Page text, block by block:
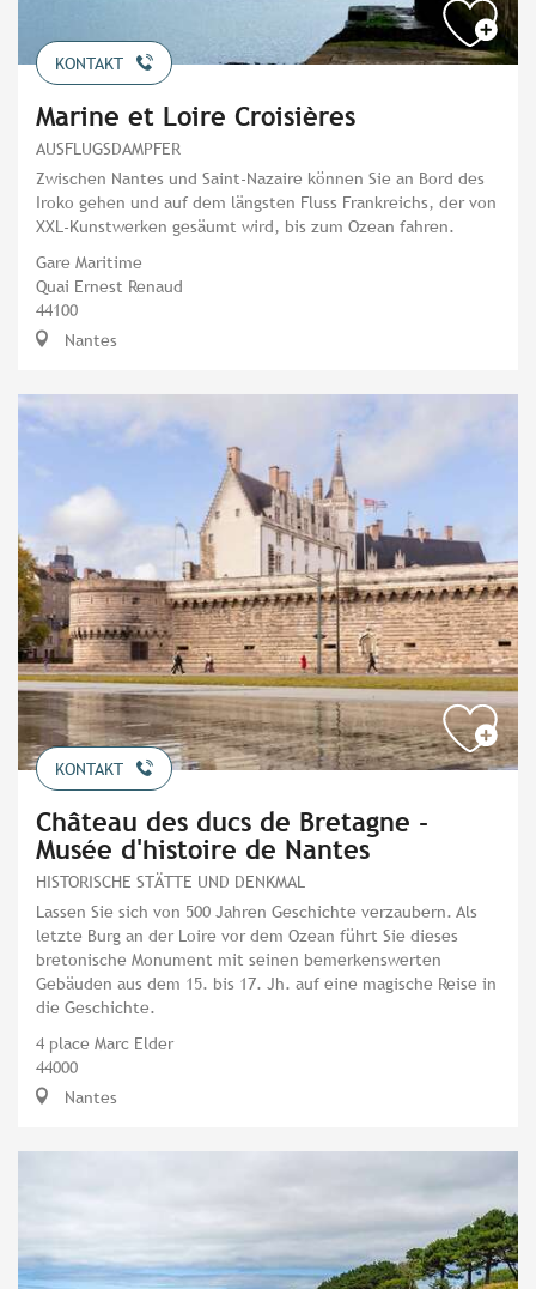
KONTAKT
Marine et Loire Croisières
AUSFLUGSDAMPFER
Zwischen Nantes und Saint-Nazaire können Sie an Bord des
Iroko gehen und auf dem längsten Fluss Frankreichs, der von
XXL-Kunstwerken gesäumt wird, bis zum Ozean fahren.
Gare Maritime
Quai Ernest Renaud
44100
Nantes
KONTAKT
Château des ducs de Bretagne -
Musée d'histoire de Nantes
HISTORISCHE STÄTTE UND DENKMAL
Lassen Sie sich von 500 Jahren Geschichte verzaubern. Als
letzte Burg an der Loire vor dem Ozean führt Sie dieses
bretonische Monument mit seinen bemerkenswerten
Gebäuden aus dem 15. bis 17. Jh. auf eine magische Reise in
die Geschichte.
4 place Marc Elder
44000
Nantes